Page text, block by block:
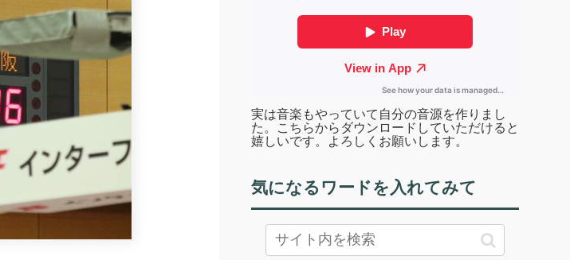
実は音楽もやっていて自分の音源を作りまし
た。こちらからダウンロードしていただけると
嬉しいです。よろしくお願いします。
気になるワードを入れてみて